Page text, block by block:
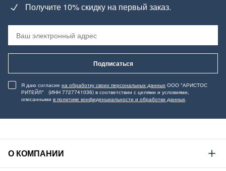
Получите 10% скидку на первый заказ.
Подписаться
Я даю согласие на обработку своих персональных данных ООО "АРИСТОС
РИТЕЙЛ" (ИНН 7727741036) в соответствии с целями и условиями,
описанными в политике конфиденциальности и обработки данных.
О КОМПАНИИ